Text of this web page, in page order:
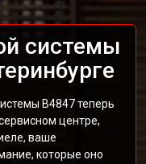
системы
B4847 теперь
центре,
ваше
которые оно